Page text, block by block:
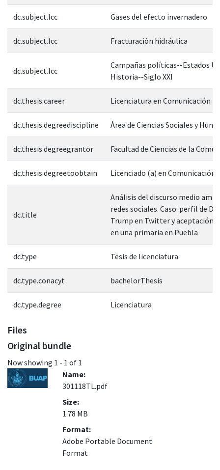
dc.subject.lcc Gases del efecto invernadero
dc.subject.lcc Fracturación hidráulica
dc.subject.lcc
Campañas políticas--Estados
Historia--Siglo XXI
dc.thesis.career Licenciatura en Comunicación
dc.thesis.degreediscipline Área de Ciencias Sociales y
dc.thesis.degreegrantor Facultad de Ciencias de la
dc.thesis.degreetoobtain Licenciado (a) en Comunicación
dc.title
Análisis del discurso medio
redes sociales. Caso: perfil de
Trump en Twitter y aceptación
en una primaria en Puebla
dc.type Tesis de licenciatura
dc.type.conacyt bachelorThesis
dc.type.degree Licenciatura
Files
Original bundle
Now showing 1 - 1 of 1
Name:
301118TL.pdf
Size:
1.78 MB
Format:
Adobe Portable Document
Format